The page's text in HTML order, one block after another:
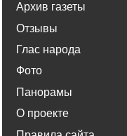
Архив газеты
Отзывы
Глас народа
Фото
Панорамы
О проекте